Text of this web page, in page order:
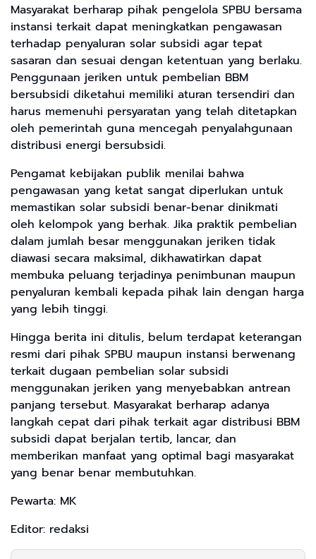
Masyarakat berharap pihak pengelola SPBU bersama
instansi terkait dapat meningkatkan pengawasan
terhadap penyaluran solar subsidi agar tepat
sasaran dan sesuai dengan ketentuan yang berlaku.
Penggunaan jeriken untuk pembelian BBM
bersubsidi diketahui memiliki aturan tersendiri dan
harus memenuhi persyaratan yang telah ditetapkan
oleh pemerintah guna mencegah penyalahgunaan
distribusi energi bersubsidi.
Pengamat kebijakan publik menilai bahwa
pengawasan yang ketat sangat diperlukan untuk
memastikan solar subsidi benar-benar dinikmati
oleh kelompok yang berhak. Jika praktik pembelian
dalam jumlah besar menggunakan jeriken tidak
diawasi secara maksimal, dikhawatirkan dapat
membuka peluang terjadinya penimbunan maupun
penyaluran kembali kepada pihak lain dengan harga
yang lebih tinggi.
Hingga berita ini ditulis, belum terdapat keterangan
resmi dari pihak SPBU maupun instansi berwenang
terkait dugaan pembelian solar subsidi
menggunakan jeriken yang menyebabkan antrean
panjang tersebut. Masyarakat berharap adanya
langkah cepat dari pihak terkait agar distribusi BBM
subsidi dapat berjalan tertib, lancar, dan
memberikan manfaat yang optimal bagi masyarakat
yang benar benar membutuhkan.
Pewarta: MK
Editor: redaksi